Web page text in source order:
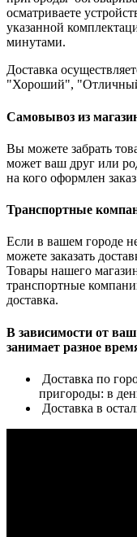
осматриваете
указанной
минутами.
Доставка
"Хороший",
Самовывоз из
Вы можете забрать
может ваш друг или
на кого оформлен
Транспортные
Если в вашем городе
можете заказать
Товары нашего
транспортные
доставка.
В зависимости от
занимает разное
Доставка по
пригороды: в
Доставка в